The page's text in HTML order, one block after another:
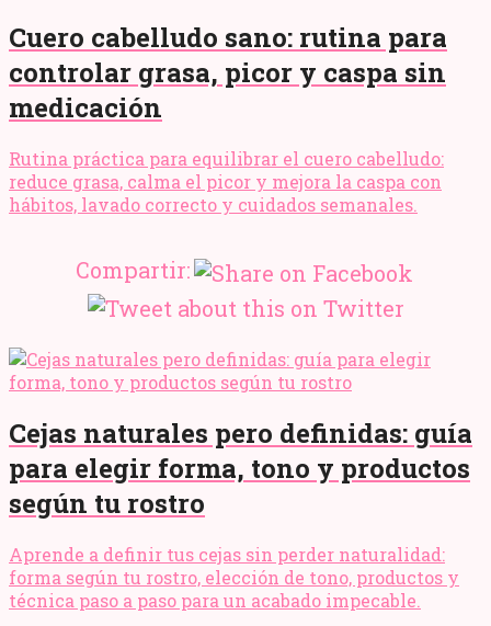
Cuero cabelludo sano: rutina para
controlar grasa, picor y caspa sin
medicación
Rutina práctica para equilibrar el cuero cabelludo:
reduce grasa, calma el picor y mejora la caspa con
hábitos, lavado correcto y cuidados semanales.
Compartir:
Cejas naturales pero definidas: guía
para elegir forma, tono y productos
según tu rostro
Aprende a definir tus cejas sin perder naturalidad:
forma según tu rostro, elección de tono, productos y
técnica paso a paso para un acabado impecable.